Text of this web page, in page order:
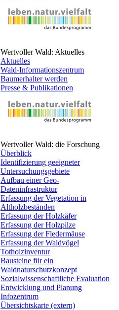
Wertvoller Wald: Aktuelles
Aktuelles
Wald-Informationszentrum
Baumerhalter werden
Presse & Publikationen
Wertvoller Wald: die Forschung
Überblick
Identifizierung geeigneter
Untersuchungsgebiete
Aufbau einer Geo-
Dateninfrastruktur
Erfassung der Vegetation in
Altholzbeständen
Erfassung der Holzkäfer
Erfassung der Holzpilze
Erfassung der Fledermäuse
Erfassung der Waldvögel
Totholzinventur
Bausteine für ein
Waldnaturschutzkonzept
Sozialwissenschaftliche Evaluation
Entwicklung und Planung
Infozentrum
Übersichtskarte (extern)